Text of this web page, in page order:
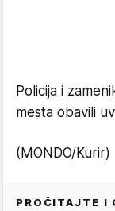
Policija i
mesta obavili
(MONDO/Kurir)
PROČITAJTE I